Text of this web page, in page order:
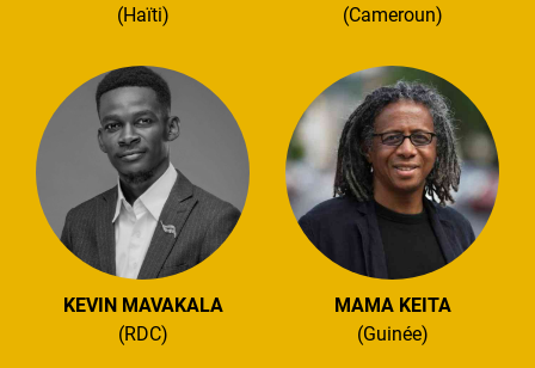
(Haïti)
(Cameroun)
KEVIN MAVAKALA
(RDC)
MAMA KEITA
(Guinée)